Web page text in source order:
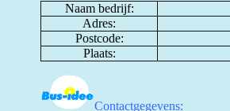
Naam bedrijf:
Adres:
Postcode:
Plaats:
Contactgegevens: